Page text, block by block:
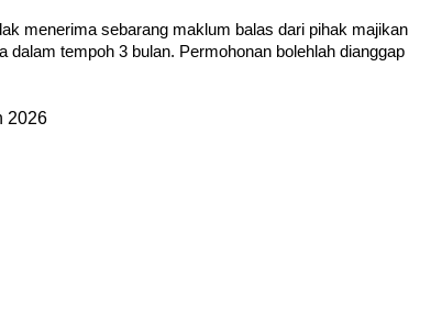
menerima sebarang maklum balas dari pihak majikan
dalam tempoh 3 bulan. Permohonan bolehlah dianggap
2026